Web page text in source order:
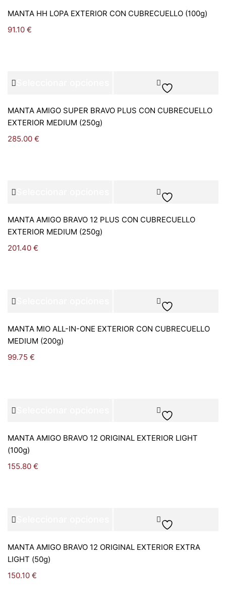
MANTA HH LOPA EXTERIOR CON CUBRECUELLO (100g)
91.10 €
MANTA AMIGO SUPER BRAVO PLUS CON CUBRECUELLO
EXTERIOR MEDIUM (250g)
285.00 €
MANTA AMIGO BRAVO 12 PLUS CON CUBRECUELLO
EXTERIOR MEDIUM (250g)
201.40 €
MANTA MIO ALL-IN-ONE EXTERIOR CON CUBRECUELLO
MEDIUM (200g)
99.75 €
MANTA AMIGO BRAVO 12 ORIGINAL EXTERIOR LIGHT
(100g)
155.80 €
MANTA AMIGO BRAVO 12 ORIGINAL EXTERIOR EXTRA
LIGHT (50g)
150.10 €